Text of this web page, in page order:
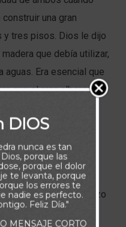
una gran
y tres pisos. Dios le dijo
que debía utilizar,
aguas. Era esencial que
que el arca albergara a
a flote.
al proyecto, pero
podemos imaginar la
probablemente en
hasta el final, e “hizo
(v. 22).
DIOS
nunca es tan
porque las
porque el dolor
te levanta, porque
los errores te
nadie es perfecto.
Feliz Día."
MENSAJE CORTO